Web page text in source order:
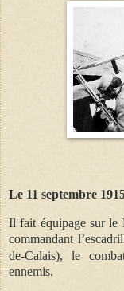
Le 11 septembre
Il fait équipage sur le
commandant
de-Calais), le
ennemis.